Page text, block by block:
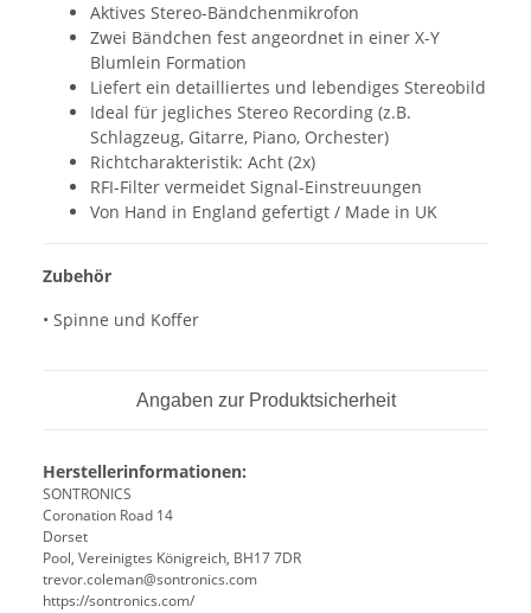
Aktives Stereo-Bändchenmikrofon
Zwei Bändchen fest angeordnet in einer X-Y
Blumlein Formation
Liefert ein detailliertes und lebendiges Stereobild
Ideal für jegliches Stereo Recording (z.B.
Schlagzeug, Gitarre, Piano, Orchester)
Richtcharakteristik: Acht (2x)
RFI-Filter vermeidet Signal-Einstreuungen
Von Hand in England gefertigt / Made in UK
Zubehör
• Spinne und Koffer
Angaben zur Produktsicherheit
Herstellerinformationen:
SONTRONICS
Coronation Road 14
Dorset
Pool, Vereinigtes Königreich, BH17 7DR
trevor.coleman@sontronics.com
https://sontronics.com/